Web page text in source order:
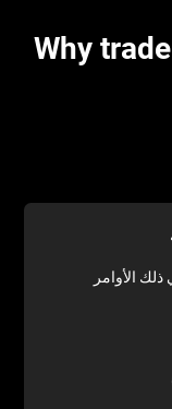
Why
الأوامر